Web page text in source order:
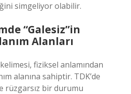
simgeliyor olabilir.
“Galesiz”in
Alanları
fiziksel anlamından
alanına sahiptir. TDK’de
rüzgarsız bir durumu